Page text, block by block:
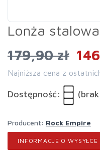
Lonża
179,90 zł
Najniższa cena z
Dostępność:
Producent: Rock Empire
INFORMACJE O WYSYŁCE